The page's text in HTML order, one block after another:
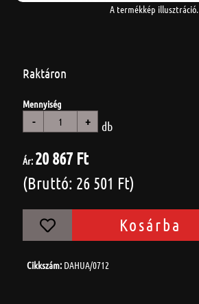
A termékkép illusztráció.
Raktáron
Mennyiség
- + db
Ár: 20 867 Ft
(Bruttó: 26 501 Ft)
Kosárba
Cikkszám: DAHUA/0712